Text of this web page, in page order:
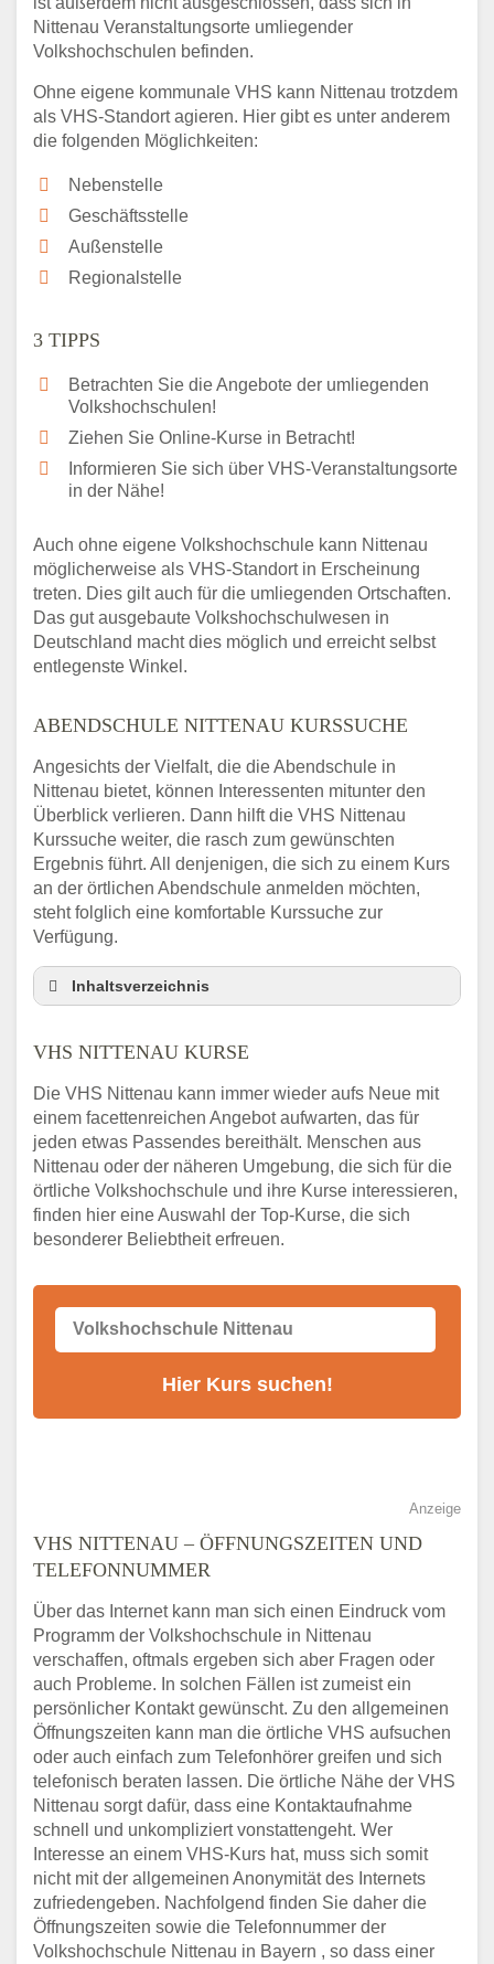
Nittenau Veranstaltungsorte umliegender
Volkshochschulen befinden.
Ohne eigene kommunale VHS kann Nittenau trotzdem
als VHS-Standort agieren. Hier gibt es unter anderem
die folgenden Möglichkeiten:
Nebenstelle
Geschäftsstelle
Außenstelle
Regionalstelle
3 TIPPS
Betrachten Sie die Angebote der umliegenden
Volkshochschulen!
Ziehen Sie Online-Kurse in Betracht!
Informieren Sie sich über VHS-Veranstaltungsorte
in der Nähe!
Auch ohne eigene Volkshochschule kann Nittenau
möglicherweise als VHS-Standort in Erscheinung
treten. Dies gilt auch für die umliegenden Ortschaften.
Das gut ausgebaute Volkshochschulwesen in
Deutschland macht dies möglich und erreicht selbst
entlegenste Winkel.
ABENDSCHULE NITTENAU KURSSUCHE
Angesichts der Vielfalt, die die Abendschule in
Nittenau bietet, können Interessenten mitunter den
Überblick verlieren. Dann hilft die VHS Nittenau
Kurssuche weiter, die rasch zum gewünschten
Ergebnis führt. All denjenigen, die sich zu einem Kurs
an der örtlichen Abendschule anmelden möchten,
steht folglich eine komfortable Kurssuche zur
Verfügung.
Inhaltsverzeichnis
3 Tipps
VHS Nittenau Kurse
VHS Nittenau – Öffnungszeiten und
Telefonnummer
Stellenangebote der Volkshochschule
Nittenau
Online-Kurse – Alternative Angebote zum
Nittenau
VHS NITTENAU KURSE
Die VHS Nittenau kann immer wieder aufs Neue mit
einem facettenreichen Angebot aufwarten, das für
jeden etwas Passendes bereithält. Menschen aus
Nittenau oder der näheren Umgebung, die sich für die
örtliche Volkshochschule und ihre Kurse interessieren,
finden hier eine Auswahl der Top-Kurse, die sich
besonderer Beliebtheit erfreuen.
Anzeige
VHS NITTENAU – ÖFFNUNGSZEITEN UND
TELEFONNUMMER
Über das Internet kann man sich einen Eindruck vom
Programm der Volkshochschule in Nittenau
verschaffen, oftmals ergeben sich aber Fragen oder
auch Probleme. In solchen Fällen ist zumeist ein
persönlicher Kontakt gewünscht. Zu den allgemeinen
Öffnungszeiten kann man die örtliche VHS aufsuchen
oder auch einfach zum Telefonhörer greifen und sich
telefonisch beraten lassen. Die örtliche Nähe der VHS
Nittenau sorgt dafür, dass eine Kontaktaufnahme
schnell und unkompliziert vonstattengeht. Wer
Interesse an einem VHS-Kurs hat, muss sich somit
nicht mit der allgemeinen Anonymität des Internets
zufriedengeben. Nachfolgend finden Sie daher die
Öffnungszeiten sowie die Telefonnummer der
Volkshochschule Nittenau in Bayern , so dass einer